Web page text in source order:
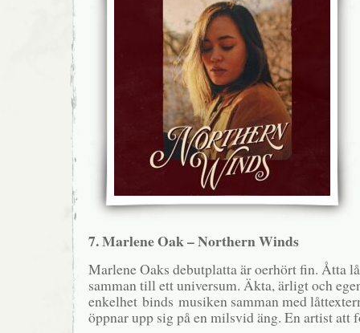
7. Marlene Oak – Northern Winds
Marlene Oaks debutplatta är oerhört fin. Åtta
samman till ett universum. Äkta, ärligt och
enkelhet binds musiken samman med
öppnar upp sig på en milsvid äng. En artist att